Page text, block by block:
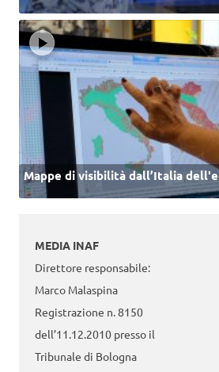
Mappe di visibilità dall’Italia
MEDIA INAF
Direttore responsabile:
Marco Malaspina
Registrazione n. 8150
dell’11.12.2010 presso il
Tribunale di Bologna